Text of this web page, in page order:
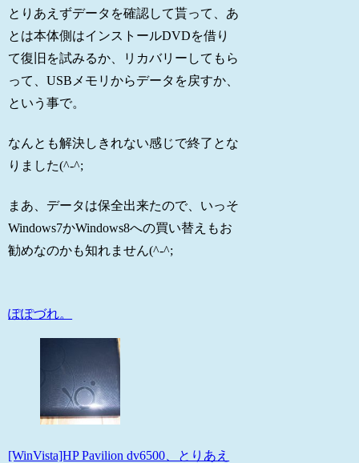
とりあえずデータを確認して貰って、あ
とは本体側はインストールDVDを借り
て復旧を試みるか、リカバリーしてもら
って、USBメモリからデータを戻すか、
という事で。
なんとも解決しきれない感じで終了とな
りました(^-^;
まあ、データは保全出来たので、いっそ
Windows7かWindows8への買い替えもお
勧めなのかも知れません(^-^;
ぽぽづれ。
[WinVista]HP Pavilion dv6500、とりあえ